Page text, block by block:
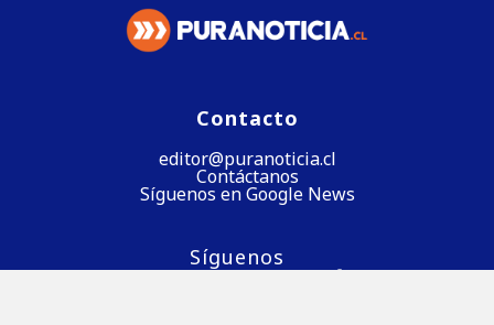
Contacto
editor@puranoticia.cl
Contáctanos
Síguenos en Google News
Síguenos